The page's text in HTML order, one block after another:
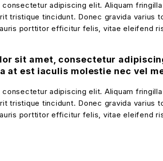
adipiscing elit. Aliquam
tristique tincidunt. Donec gravida varius
porttitor efficitur felis, vitae eleifend
sit amet, consectetur
at est iaculis molestie nec vel
adipiscing elit. Aliquam
tristique tincidunt. Donec gravida varius
porttitor efficitur felis, vitae eleifend